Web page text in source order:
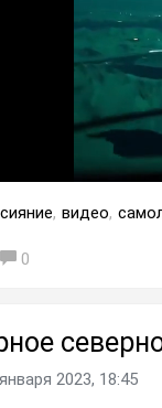
, видео,
0
2023, 18:45